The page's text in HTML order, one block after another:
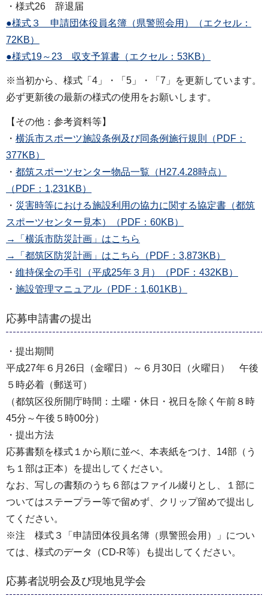
・様式26 辞退届
●様式３ 申請団体役員名簿（県警照会用）（エクセル：
72KB）
●様式19～23 収支予算書（エクセル：53KB）
※当初から、様式「4」・「5」・「7」を更新しています。
必ず更新後の最新の様式の使用をお願いします。
【その他：参考資料等】
・ 横浜市スポーツ施設条例及び同条例施行規則（PDF：
377KB）
・ 都筑スポーツセンター物品一覧（H27.4.28時点）
（PDF：1,231KB）
・ 災害時等における施設利用の協力に関する協定書（都筑
スポーツセンター見本）（PDF：60KB）
→「横浜市防災計画」はこちら
→「都筑区防災計画」はこちら（PDF：3,873KB）
・ 維持保全の手引（平成25年３月）（PDF：432KB）
・ 施設管理マニュアル（PDF：1,601KB）
応募申請書の提出
・提出期間
平成27年６月26日（金曜日）～６月30日（火曜日） 午後
５時必着（郵送可）
（都筑区役所開庁時間：土曜・休日・祝日を除く午前８時
45分～午後５時00分）
・提出方法
応募書類を様式１から順に並べ、本表紙をつけ、14部（う
ち１部は正本）を提出してください。
なお、写しの書類のうち６部はファイル綴りとし、１部に
ついてはステープラー等で留めず、クリップ留めで提出し
てください。
※注 様式３「申請団体役員名簿（県警照会用）」につい
ては、様式のデータ（CD-R等）も提出してください。
応募者説明会及び現地見学会